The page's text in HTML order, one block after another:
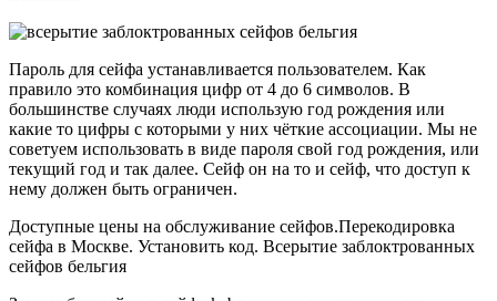
Пароль для сейфа устанавливается пользователем. Как
правило это комбинация цифр от 4 до 6 символов. В
большинстве случаях люди использую год рождения или
какие то цифры с которыми у них чёткие ассоциации. Мы не
советуем использовать в виде пароля свой год рождения, или
текущий год и так далее. Сейф он на то и сейф, что доступ к
нему должен быть ограничен.
Доступные цены на обслуживание сейфов.Перекодировка
сейфа в Москве. Установить код. Всерытие заблоктрованных
сейфов бельгия